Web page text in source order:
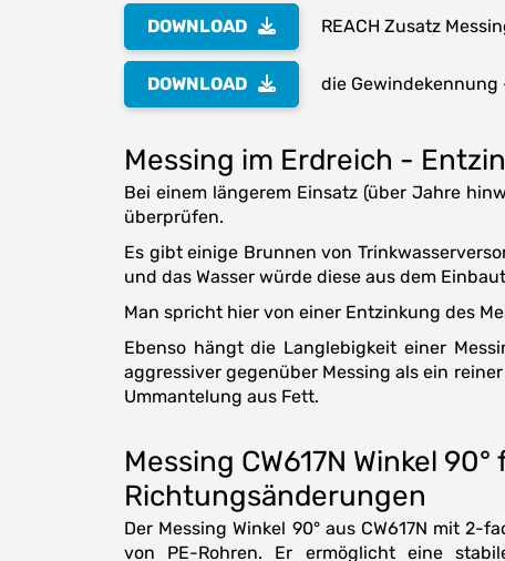
DOWNLOAD REACH Zusatz
DOWNLOAD die Gewindekennung
Messing im Erdreich -
Bei einem längerem Einsatz (über Jahre
überprüfen.
Es gibt einige Brunnen von
und das Wasser würde diese aus dem
Man spricht hier von einer Entzinkung des
Ebenso hängt die Langlebigkeit einer
aggressiver gegenüber Messing als ein
Ummantelung aus Fett.
Messing CW617N Winkel
Richtungsänderungen
Der Messing Winkel 90° aus CW617N mit
von PE-Rohren. Er ermöglicht eine